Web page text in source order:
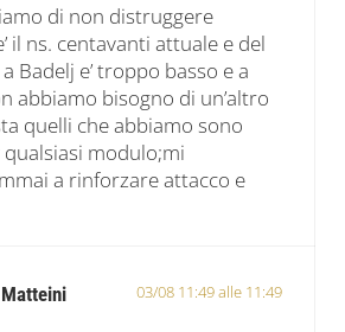
di non distruggere
il ns. centavanti attuale e del
Badelj e’ troppo basso e a
abbiamo bisogno di un’altro
quelli che abbiamo sono
modulo;mi
a rinforzare attacco e
03/08 11:49 alle 11:49